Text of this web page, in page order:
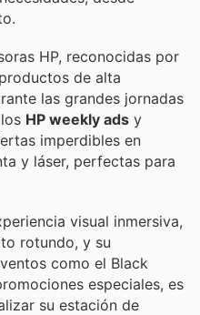
HP, reconocidas por
de alta
las grandes jornadas
HP weekly ads y
imperdibles en
y láser, perfectas para
visual inmersiva,
rotundo, y su
como el Black
especiales, es
su estación de